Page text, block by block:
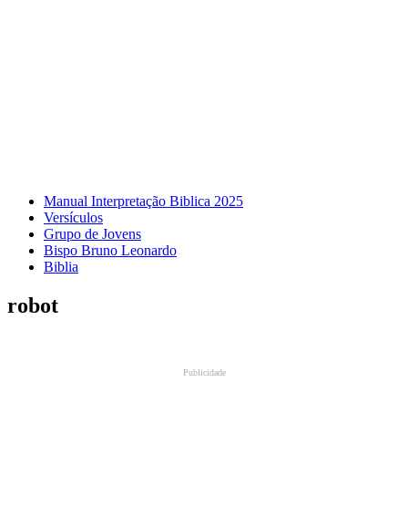
Manual Interpretação Biblica 2025
Versículos
Grupo de Jovens
Bispo Bruno Leonardo
Biblia
robot
Publicidade